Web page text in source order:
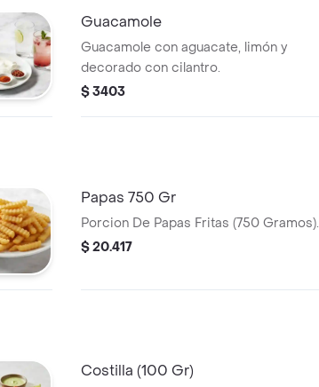
Guacamole
Guacamole con aguacate, limón y
decorado con cilantro.
$ 3403
Papas 750 Gr
Porcion De Papas Fritas (750 Gramos).
$ 20.417
Costilla (100 Gr)